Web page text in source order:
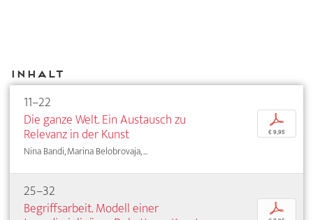
Inhalt
11–22
Die ganze Welt. Ein Austausch zu
Relevanz in der Kunst
Nina Bandi, Marina Belobrovaja, ...
p
€ 9,95
25–32
Begriffsarbeit. Modell einer
p